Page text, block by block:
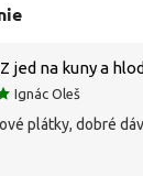
Ignác Oleš
plátky, dobré